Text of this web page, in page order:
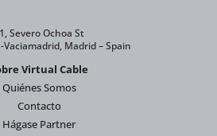
Severo Ochoa St
Vaciamadrid, Madrid – Spain
Virtual Cable
Quiénes Somos
Contacto
Hágase Partner